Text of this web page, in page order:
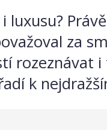
luxusu?
za
rozeznávat
k